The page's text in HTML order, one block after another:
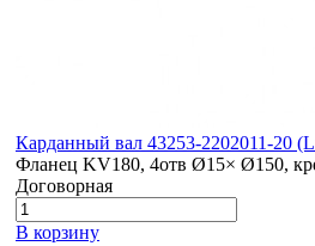
Карданный вал 43253-2202011-20
Фланец KV180, 4отв Ø15× Ø150,
Договорная
В корзину